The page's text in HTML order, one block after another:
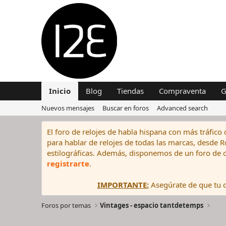
Inicio Blog Tiendas Compraventa
Nuevos mensajes Buscar en foros Advanced search
El foro de relojes de habla hispana con más
para hablar de relojes de todas las marcas, desde
estilográficas. Además, disponemos de un foro
registrarte.
IMPORTANTE:Asegúrate de que tu
Foros por temas Vintages - espacio tantdetemps